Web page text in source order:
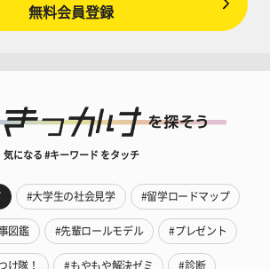
無料会員登録
気になる #キーワード をタッチ
#大学生の社会見学 #留学ロードマップ
図鑑 #先輩ロールモデル #プレゼント
け隊！ #もやもや解決ゼミ #診断